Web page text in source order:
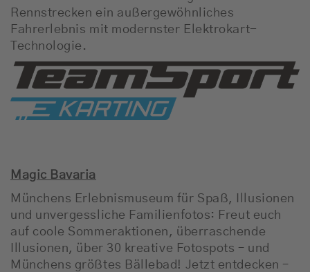
Rennstrecken ein außergewöhnliches
Fahrerlebnis mit modernster Elektrokart-
Technologie.
Magic Bavaria
Münchens Erlebnismuseum für Spaß, Illusionen
und unvergessliche Familienfotos: Freut euch
auf coole Sommeraktionen, überraschende
Illusionen, über 30 kreative Fotospots – und
Münchens größtes Bällebad! Jetzt entdecken –